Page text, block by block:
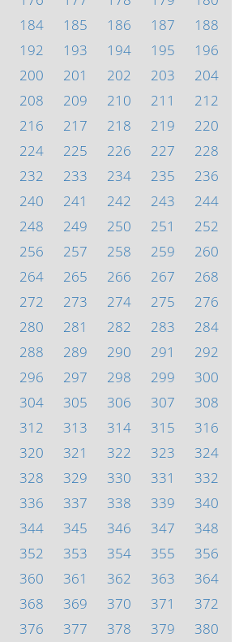
184 185 186 187
188
192 193 194 195
196
200 201 202 203
204
208 209 210 211
212
216 217 218 219
220
224 225 226 227
228
232 233 234 235
236
240 241 242 243
244
248 249 250 251
252
256 257 258 259
260
264 265 266 267
268
272 273 274 275
276
280 281 282 283
284
288 289 290 291
292
296 297 298 299
300
304 305 306 307
308
312 313 314 315
316
320 321 322 323
324
328 329 330 331
332
336 337 338 339
340
344 345 346 347
348
352 353 354 355
356
360 361 362 363
364
368 369 370 371
372
376 377 378 379 380